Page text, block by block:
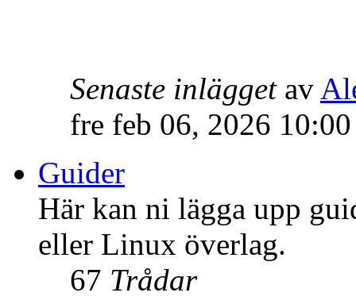
Senaste inläggetav
fre feb 06, 2026
Guider
Här kan ni lägga upp
eller Linux överlag.
67 Trådar